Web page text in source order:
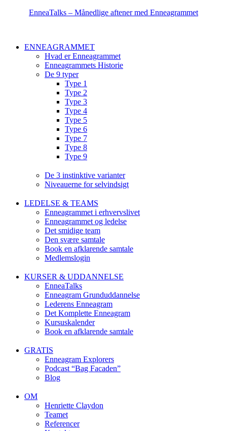
EnneaTalks – Månedlige aftener med Enneagrammet
ENNEAGRAMMET
Hvad er Enneagrammet
Enneagrammets Historie
De 9 typer
Type 1
Type 2
Type 3
Type 4
Type 5
Type 6
Type 7
Type 8
Type 9
De 3 instinktive varianter
Niveauerne for selvindsigt
LEDELSE & TEAMS
Enneagrammet i erhvervslivet
Enneagrammet og ledelse
Det smidige team
Den svære samtale
Book en afklarende samtale
Medlemslogin
KURSER & UDDANNELSE
EnneaTalks
Enneagram Grunduddannelse
Lederens Enneagram
Det Komplette Enneagram
Kursuskalender
Book en afklarende samtale
GRATIS
Enneagram Explorers
Podcast “Bag Facaden”
Blog
OM
Henriette Claydon
Teamet
Referencer